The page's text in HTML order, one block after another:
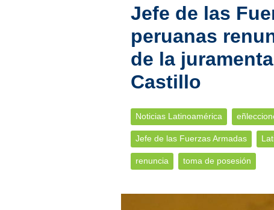
Jefe de las
peruanas
de la
Castillo
Noticias Latinoamérica
Jefe de las Fuerzas Armadas
renuncia toma de posesión